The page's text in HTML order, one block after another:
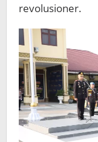
revolusioner.